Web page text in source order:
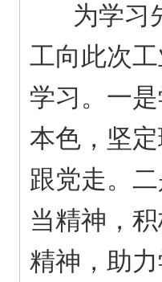
为学习先
工向此次
学习。一
本色，坚
跟党走。
当精神，
精神，助